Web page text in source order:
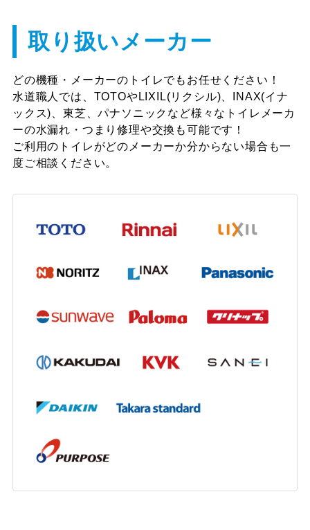
た。
堺市東区 U様
自分で交換して全く直らなかったので、すぐ
ありがとうございます。
た。交換を勧めてくれてありがとう。
取り扱いメーカー
どの機種・メーカーのトイレでもお任せください！
水道職人では、TOTOやLIXIL(リクシル)、INAX(イナ
ックス)、東芝、パナソニックなど様々なトイレメーカ
ーの水漏れ・つまり修理や交換も可能です！
ご利用のトイレがどのメーカーか分からない場合も一
度ご相談ください。